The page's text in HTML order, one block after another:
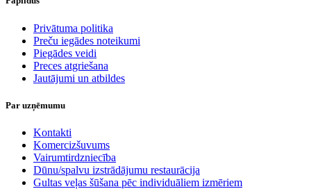
​Privātuma politika
Preču iegādes noteikumi
Piegādes veidi
Preces atgriešana
Jautājumi un atbildes
Par uzņēmumu
Kontakti
Komercizšuvums
Vairumtirdzniecība
Dūnu/spalvu izstrādājumu restaurācija
Gultas veļas šūšana pēc individuāliem izmēriem